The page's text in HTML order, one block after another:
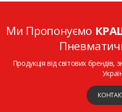
Ми Пропонуємо
Продукція від світових